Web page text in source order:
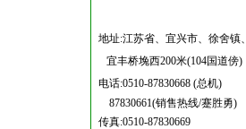
地址:江苏省、宜兴市、徐舍镇、
宜丰桥堍西200米(104国道傍)
电话:0510-87830668 (总机)
87830661(销售热线/蹇胜勇)
传真:0510-87830669